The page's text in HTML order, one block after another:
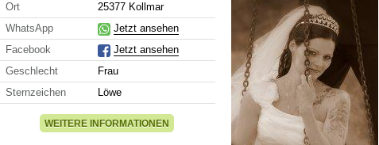
Ort
25377 Kollmar
WhatsApp
Jetzt ansehen
Facebook
Jetzt ansehen
Geschlecht
Frau
Sternzeichen
Löwe
WEITERE INFORMATIONEN